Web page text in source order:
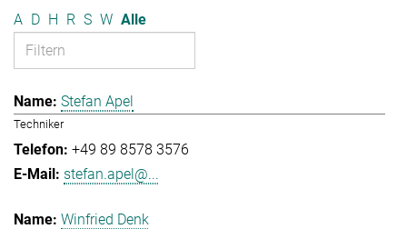
A D H R S W Alle
Stefan Apel
Techniker
+49 89 8578 3576
stefan.apel@...
Winfried Denk